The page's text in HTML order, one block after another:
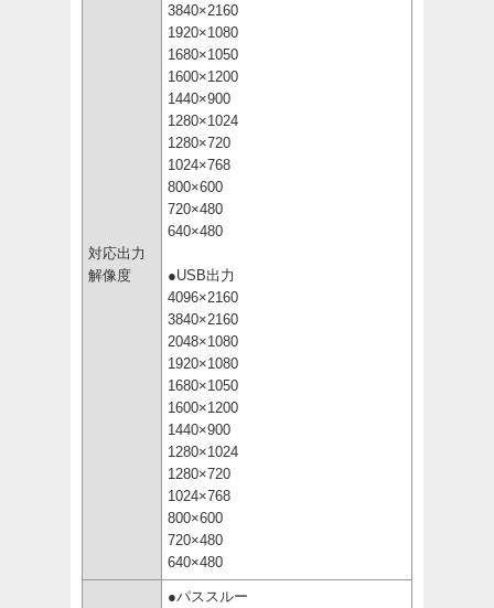
対応出力
解像度
3840×2160
1920×1080
1680×1050
1600×1200
1440×900
1280×1024
1280×720
1024×768
800×600
720×480
640×480
●USB出力
4096×2160
3840×2160
2048×1080
1920×1080
1680×1050
1600×1200
1440×900
1280×1024
1280×720
1024×768
800×600
720×480
640×480
●パススルー